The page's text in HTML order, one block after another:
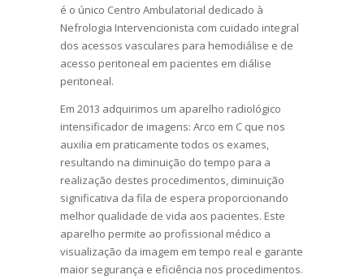
é o único Centro Ambulatorial dedicado à
Nefrologia Intervencionista com cuidado integral
dos acessos vasculares para hemodiálise e de
acesso peritoneal em pacientes em diálise
peritoneal.
Em 2013 adquirimos um aparelho radiológico
intensificador de imagens: Arco em C que nos
auxilia em praticamente todos os exames,
resultando na diminuição do tempo para a
realização destes procedimentos, diminuição
significativa da fila de espera proporcionando
melhor qualidade de vida aos pacientes. Este
aparelho permite ao profissional médico a
visualização da imagem em tempo real e garante
maior segurança e eficiência nos procedimentos.